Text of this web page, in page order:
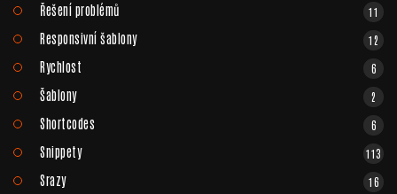
Řešení problémů 11
Responsivní šablony 12
Rychlost 6
Šablony 2
Shortcodes 6
Snippety 113
Srazy 16